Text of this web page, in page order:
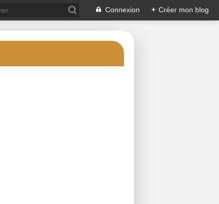
Connexion + Créer mon blog